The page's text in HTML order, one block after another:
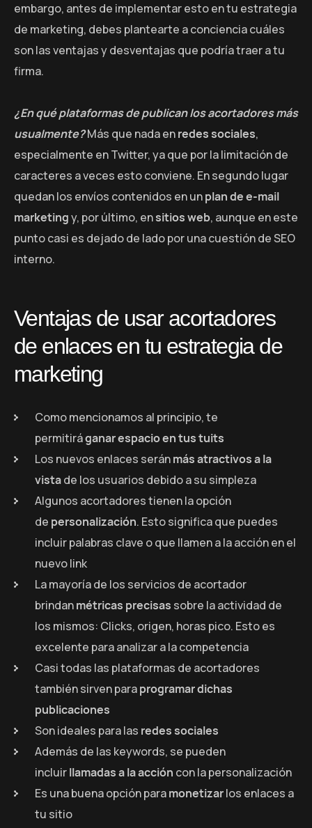
embargo, antes de implementar esto en tu estrategia
de marketing, debes plantearte a conciencia cuáles
son las ventajas y desventajas que podría traer a tu
firma.
¿En qué plataformas de publican los acortadores más
usualmente?Más que nada enredes sociales,
especialmente en Twitter, ya que por la limitación de
caracteres a veces esto conviene. En segundo lugar
quedan los envíos contenidos en unplan de e-mail
marketingy, por último, ensitios web, aunque en este
punto casi es dejado de lado por una cuestión de SEO
interno.
Ventajas de usar acortadores
de enlaces en tu estrategia de
marketing
Como mencionamos al principio, te
permitiráganar espacio en tus tuits
Los nuevos enlaces seránmás atractivos a la
vistade los usuarios debido a su simpleza
Algunos acortadores tienen la opción
de personalización. Esto significa que puedes
incluir palabras clave o que llamen a la acción en el
nuevo link
La mayoría de los servicios de acortador
brindanmétricas precisas sobre la actividad de
los mismos: Clicks, origen, horas pico. Esto es
excelente para analizar a la competencia
Casi todas las plataformas de acortadores
también sirven paraprogramar dichas
publicaciones
Son ideales para las redes sociales
Además de las keywords, se pueden
incluirllamadas a la acción con la personalización
Es una buena opción paramonetizarlos enlaces a
tu sitio